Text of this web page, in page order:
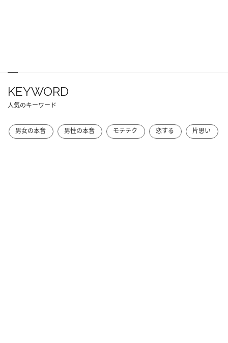
KEYWORD
人気のキーワード
男女の本音 男性の本音 モテテク 恋する 片思い